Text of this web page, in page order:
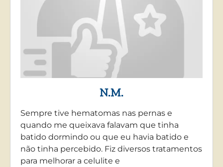
N.M.
Sempre tive hematomas nas pernas e
quando me queixava falavam que tinha
batido dormindo ou que eu havia batido e
não tinha percebido. Fiz diversos tratamentos
para melhorar a celulite e